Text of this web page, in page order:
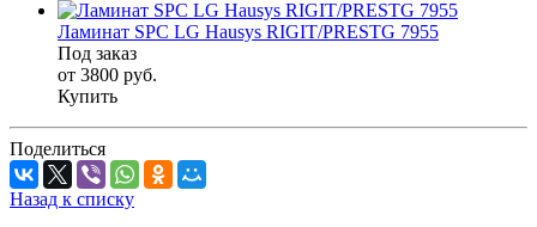
Ламинат SPC LG Hausys RIGIT/PRESTG 7955
Под заказ
от 3800 руб.
Купить
Поделиться
Назад к списку